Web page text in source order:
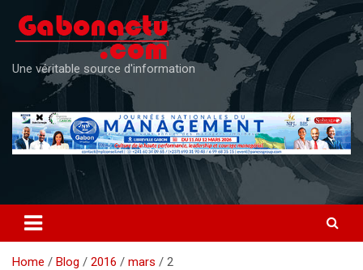
content
Une véritable source d'information
Home Blog 2016 mars 2